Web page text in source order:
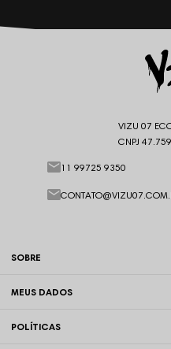
SOBRE
MEUS DADOS
POLÍTICAS
VIZU 07
CNPJ
11 99725 9350